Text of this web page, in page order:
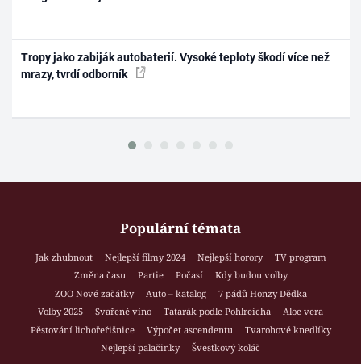
Tropy jako zabiják autobaterií. Vysoké teploty škodí více než
mrazy, tvrdí odborník
Populární témata
Jak zhubnout Nejlepší filmy 2024 Nejlepší horory
TV program
Změna času
Partie Počasí
Kdy budou volby
ZOO Nové začátky
Auto – katalog
7 pádů Honzy Dědka
Volby 2025
Svařené víno Tatarák podle Pohlreicha
Aloe vera
Pěstování lichořeřišnice
Výpočet ascendentu
Tvarohové knedlíky
Nejlepší palačinky
Švestkový koláč